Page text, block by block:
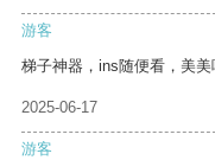
游客
梯子神器，ins随便看，美美
2025-06-17
游客